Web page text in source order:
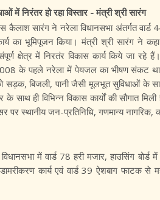
में निरंतर हो रहा विस्तार - मंत्री श्री सारंग
कैलाश सारंग ने नरेला विधानसभा अंतर्गत
का भूमिपूजन किया। मंत्री श्री सारंग ने
क्षेत्र में निरतंर विकास कार्य किये जा रहे
2008 के पहले नरेला में पेयजल का भीषण संकट
सड़क, बिजली, पानी जैसी मूलभूत सुविधाओं के
ही विभिन्न विकास कार्यों की सौगात
स्थानीय जन-प्रतिनिधि, गणमान्य नागरिक,
में वार्ड 78 हरी मजार, हाउसिंग बोर्ड
कार्य एवं वार्ड 39 ऐशबाग फाटक से